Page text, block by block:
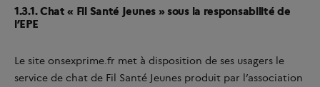
1.3.1. Chat « Fil Santé Jeunes » sous la responsabilité de
l’EPE
Le site onsexprime.fr met à disposition de ses usagers le
service de chat de Fil Santé Jeunes produit par l’association